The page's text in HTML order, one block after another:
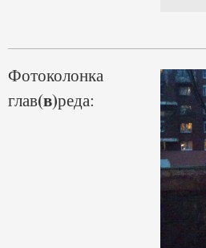
Фотоколонка
глав(в)реда: